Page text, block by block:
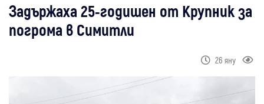
Задържаха 25-годишен от Крупник за
погрома в Симитли
26 яну